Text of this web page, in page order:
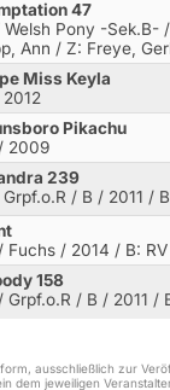
47
Welsh Pony -Sek.B-
Ann / Z: Freye,
Miss Keyla
Pikachu
2009
239
Grpf.o.R / B / 2011 /
Fuchs / 2014 / B:
158
Grpf.o.R / B / 2011 /
ausschließlich zur
dem jeweiligen